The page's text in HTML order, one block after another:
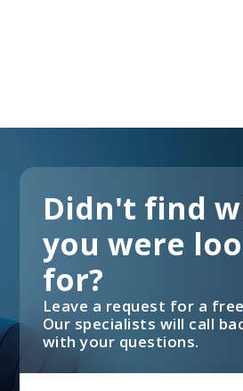
Didn't find
you were
for?
Leave a request for a
Our specialists will call
with your questions.